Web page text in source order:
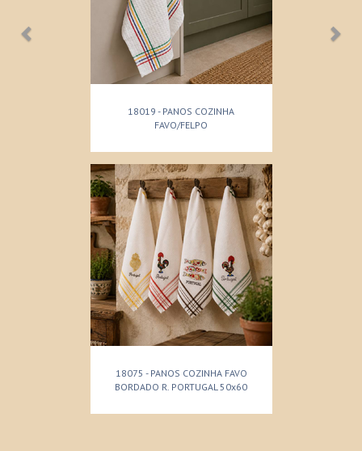
18019 - PANOS COZINHA
FAVO/FELPO
18075 - PANOS COZINHA FAVO
BORDADO R. PORTUGAL 50x60